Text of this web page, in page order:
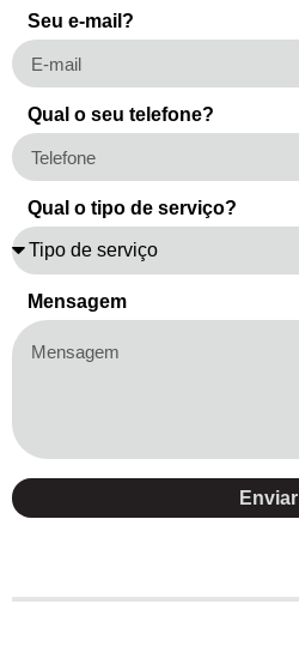
Seu e-mail?
Qual o seu telefone?
Qual o tipo de serviço?
Mensagem
Enviar